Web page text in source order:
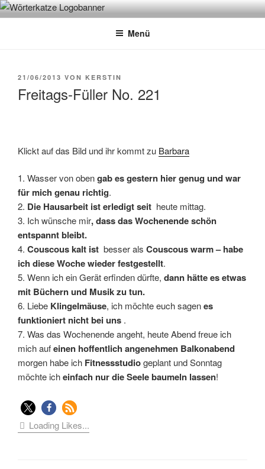
Zum
InhaltWÖRTERKATZE
Von Büchern erzählen
Menü
VERÖFFENTLICHT
21/06/2013 VON KERSTIN
Freitags-Füller No. 221
Klickt auf das Bild und ihr kommt zu Barbara
1. Wasser von obengab es gestern hier genug und war
für mich genau richtig.
2. Die Hausarbeit ist erledigt seit heute mittag.
3. Ich wünsche mir, dass das Wochenende schön
entspannt bleibt.
4. Couscous kalt ist besser als Couscous warm – habe
ich diese Woche wieder festgestellt.
5. Wenn ich ein Gerät erfinden dürfte, dann hätte es etwas
mit Büchern und Musik zu tun.
6. Liebe Klingelmäuse, ich möchte euch sagenes
funktioniert nicht bei uns .
7. Was das Wochenende angeht, heute Abend freue ich
mich aufeinen hoffentlich angenehmen Balkonabend
morgen habe ich Fitnessstudiogeplant und Sonntag
möchte icheinfach nur die Seele baumeln lassen!
Loading Likes...